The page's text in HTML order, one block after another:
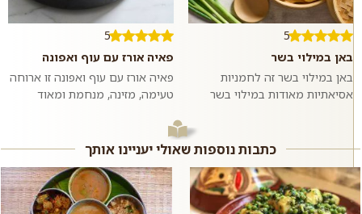
5
באן במילוי בשר
באן במילוי בשר זה לחמניות
אסיאתיות מאודות במילוי בשר
אם רוצים,...
5
פאיה אורז עם עוף ואפונה
פאיה אורז עם עוף ואפונה זו ארוחה
טעימה, מזינה, מנחמת ומאוד
סיר אחד ומגישים לארוחת ערב
רגיל...
כתבות נוספות שאולי יעניינו אותך